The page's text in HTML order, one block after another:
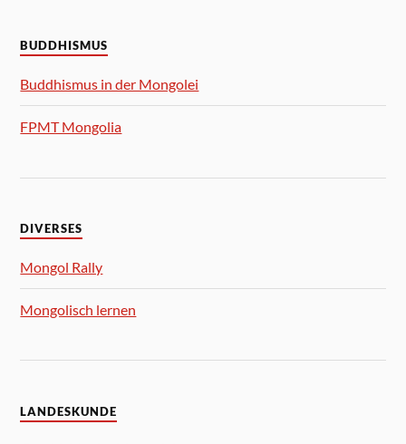
BUDDHISMUS
Buddhismus in der Mongolei
FPMT Mongolia
DIVERSES
Mongol Rally
Mongolisch lernen
LANDESKUNDE